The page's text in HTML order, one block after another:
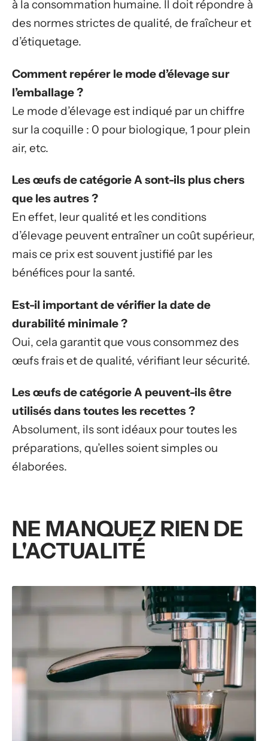
à la consommation humaine. Il doit répondre à
des normes strictes de qualité, de fraîcheur et
d’étiquetage.
Comment repérer le mode d’élevage sur
l’emballage ?
Le mode d’élevage est indiqué par un chiffre
sur la coquille : 0 pour biologique, 1 pour plein
air, etc.
Les œufs de catégorie A sont-ils plus chers
que les autres ?
En effet, leur qualité et les conditions
d’élevage peuvent entraîner un coût supérieur,
mais ce prix est souvent justifié par les
bénéfices pour la santé.
Est-il important de vérifier la date de
durabilité minimale ?
Oui, cela garantit que vous consommez des
œufs frais et de qualité, vérifiant leur sécurité.
Les œufs de catégorie A peuvent-ils être
utilisés dans toutes les recettes ?
Absolument, ils sont idéaux pour toutes les
préparations, qu’elles soient simples ou
élaborées.
NE MANQUEZ RIEN DE
L'ACTUALITÉ